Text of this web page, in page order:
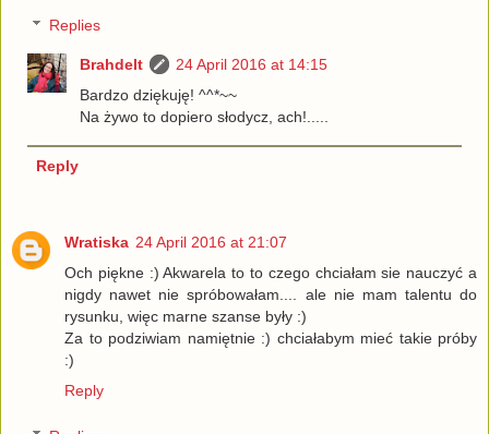
Replies
Brahdelt
24 April 2016 at 14:15
Bardzo dziękuję! ^^*~~
Na żywo to dopiero słodycz, ach!.....
Reply
Wratiska 24 April 2016 at 21:07
Och piękne :) Akwarela to to czego chciałam sie nauczyć a
nigdy nawet nie spróbowałam.... ale nie mam talentu do
rysunku, więc marne szanse były :)
Za to podziwiam namiętnie :) chciałabym mieć takie próby
:)
Reply